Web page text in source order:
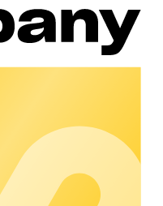
beide Partner
für den
ist eine Geschäftseinheit
Vattenfall. Mit der
das Unternehmen
Services für
rund um die Bereiche
Wärme- und
an. Die Plattform, auf der